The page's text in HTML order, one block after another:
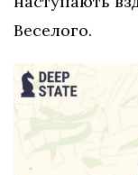
Веселого.